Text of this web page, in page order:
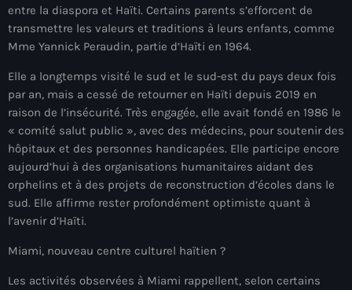
Annonces
Anse-à-Foleur
Anse-à-Foleur Tags (Standard for category & specific for
story): Haïti
Anse-à-Foleur-Latortue
Anti-gang Tactical Unit (UTAG)
anti-Haitian hate
anti-Haitianism
Antoine Simon Airport of Les Cayes
Antoine Simon International Airport
entre la diaspora et Haïti. Certains parents s’efforcent de
transmettre les valeurs et traditions à leurs enfants, comme
Mme Yannick Peraudin, partie d’Haïti en 1964.
Elle a longtemps visité le sud et le sud-est du pays deux fois
par an, mais a cessé de retourner en Haïti depuis 2019 en
raison de l’insécurité. Très engagée, elle avait fondé en 1986 le
« comité salut public », avec des médecins, pour soutenir des
hôpitaux et des personnes handicapées. Elle participe encore
aujourd’hui à des organisations humanitaires aidant des
orphelins et à des projets de reconstruction d’écoles dans le
sud. Elle affirme rester profondément optimiste quant à
l’avenir d’Haïti.
Miami, nouveau centre culturel haïtien ?
Les activités observées à Miami rappellent, selon certains